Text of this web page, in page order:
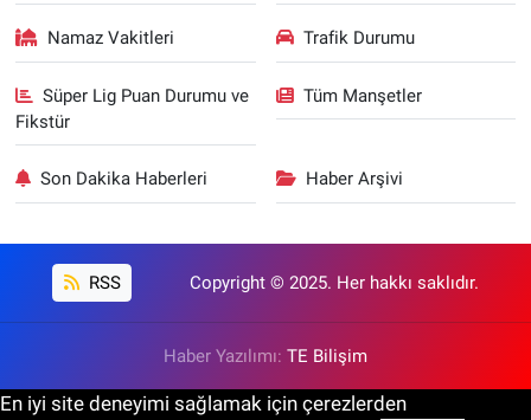
Namaz Vakitleri Trafik Durumu
Süper Lig Puan Durumu ve
Fikstür
Tüm Manşetler
Son Dakika Haberleri Haber Arşivi
RSS Copyright © 2025. Her hakkı saklıdır.
Haber Yazılımı: TE Bilişim
En iyi site deneyimi sağlamak için çerezlerden